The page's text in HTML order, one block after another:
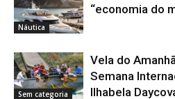
Náutica
“economia do
Sem categoria
Vela do
Semana
Ilhabela